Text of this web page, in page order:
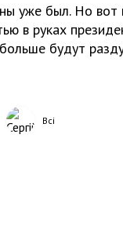
уже был. Но вот
в руках
будут
Всі